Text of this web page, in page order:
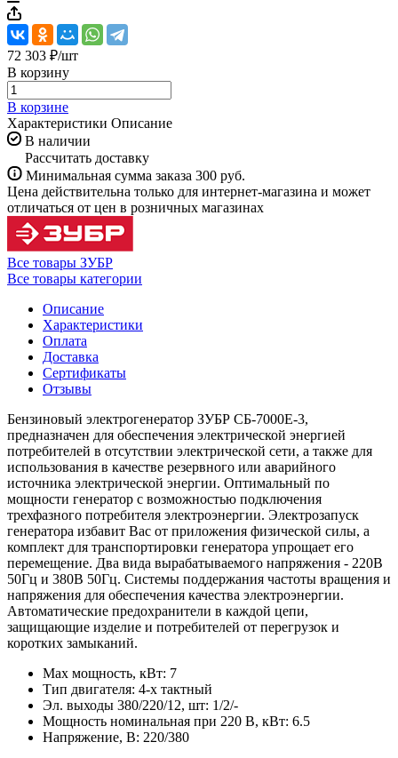
72 303 ₽/шт
В корзину
В корзине
Характеристики Описание
В наличии
Рассчитать доставку
Минимальная сумма заказа 300 руб.
Цена действительна только для интернет-магазина и может
отличаться от цен в розничных магазинах
Все товары ЗУБР
Все товары категории
Описание
Характеристики
Оплата
Доставка
Сертификаты
Отзывы
Бензиновый электрогенератор ЗУБР СБ-7000Е-3,
предназначен для обеспечения электрической энергией
потребителей в отсутствии электрической сети, а также для
использования в качестве резервного или аварийного
источника электрической энергии. Оптимальный по
мощности генератор с возможностью подключения
трехфазного потребителя электроэнергии. Электрозапуск
генератора избавит Вас от приложения физической силы, а
комплект для транспортировки генератора упрощает его
перемещение. Два вида вырабатываемого напряжения - 220В
50Гц и 380В 50Гц. Системы поддержания частоты вращения и
напряжения для обеспечения качества электроэнергии.
Автоматические предохранители в каждой цепи,
защищающие изделие и потребителей от перегрузок и
коротких замыканий.
Max мощность, кВт: 7
Тип двигателя: 4-х тактный
Эл. выходы 380/220/12, шт: 1/2/-
Мощность номинальная при 220 В, кВт: 6.5
Напряжение, В: 220/380